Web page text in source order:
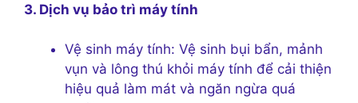
3. Dịch vụ bảo trì máy tính
Vệ sinh máy tính: Vệ sinh bụi bẩn, mảnh
vụn và lông thú khỏi máy tính để cải thiện
hiệu quả làm mát và ngăn ngừa quá